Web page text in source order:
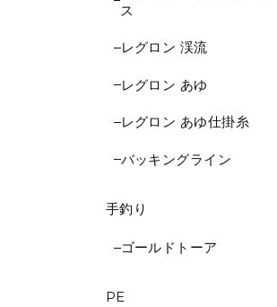
ス
レグロン 渓流
レグロン あゆ
レグロン あゆ仕掛糸
バッキングライン
手釣り
ゴールドトーア
PE